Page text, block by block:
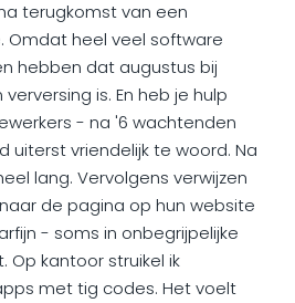
terugkomst van een
Omdat heel veel software
hebben dat augustus bij
is. En heb je hulp
- na '6 wachtenden
uiterst vriendelijk te woord. Na
lang. Vervolgens verwijzen
de pagina op hun website
- soms in onbegrijpelijke
kantoor struikel ik
met tig codes. Het voelt